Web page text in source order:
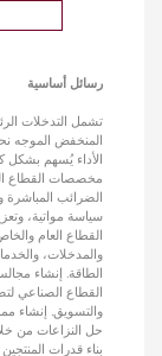
رسائل أساسية
تشمل التدخلات
المنخفض الموجه
الأداء يُسهم بشكل
مخصصات القطاع
الضرائب
سياسة مواتية،
القطاع العام
والمدخلات،
الطاقة.
إنشاء
القطاع الصناعي
والتسويق.
إنشاء
حل النزاعات من
بناء قدرات